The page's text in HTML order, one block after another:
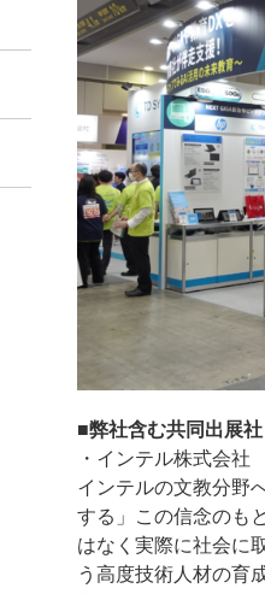
■弊社含む共同出展
・インテル株式会社
インテルの文教分野
する」この信念のも
はなく実際に社会に
う高度技術人材の育